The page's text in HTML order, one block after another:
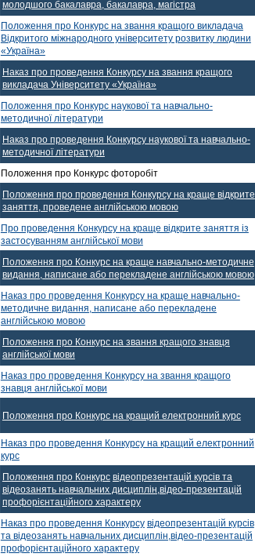
молодшого бакалавра, бакалавра, магістра
Положення про Конкурс на звання кращого викладача
Відкритого міжнародного університету розвитку людини
«Україна»
Наказ про проведення Конкурсу на звання кращого
викладача Університету «Україна»
Положення про Конкурс наукової та навчально-
методичної літератури
Наказ про проведення Конкурсу наукової та навчально-
методичної літератури
Положення про Конкурс фоторобіт
Положення про проведення Конкурсу на краще відкрите
заняття, проведене англійською мовою
Про проведення Конкурсу на краще відкрите заняття із
застосуванням англійської мови
Положення про Конкурс на краще навчально-методичне
видання, написане або перекладене англійською мовою
Наказ про проведення Конкурсу на краще навчально-
методичне видання, написане або перекладене
англійською мовою
Положення про Конкурс на звання кращого знавця
англійської мови
Наказ про проведення Конкурсу на звання кращого
знавця англійської мови
Положення про Конкурс на кращий електронний курс
Наказ про проведення Конкурсу на кращий електронний
курс
Положення про Конкурс відеопрезентацій курсів та
відеозанять навчальних дисциплін,відео-презентацій
профорієнтаційного характеру
Наказ про проведення Конкурсу відеопрезентацій курсів
та відеозанять навчальних дисциплін,відео-презентацій
профорієнтаційного характеру